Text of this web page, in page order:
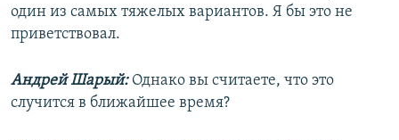
один из самых тяжелых вариантов. Я бы это не
приветствовал.
Андрей Шарый: Однако вы считаете, что это
случится в ближайшее время?